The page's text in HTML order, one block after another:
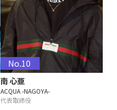
No.10
南 心亜
ACQUA -NAGOYA-
代表取締役